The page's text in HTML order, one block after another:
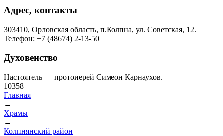
Адрес, контакты
303410, Орловская область, п.Колпна, ул. Советская, 12.
Телефон: +7 (48674) 2-13-50
Духовенство
Настоятель — протоиерей Симеон Карнаухов.
10358
Вы здесь
Главная
→
Храмы
→
Колпнянский район